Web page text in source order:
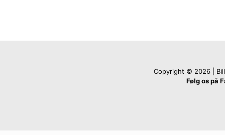
Copyright © 2026 |
Følg os på